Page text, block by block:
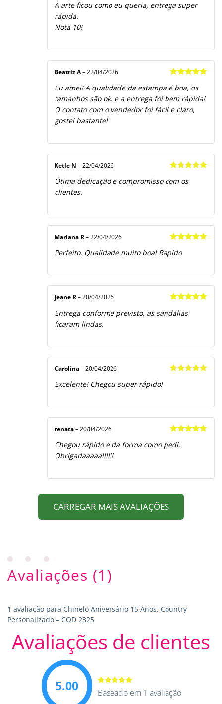
A arte ficou como eu queria, entrega super
rápida.
Nota 10!
de 5
Beatriz A– 22/04/2026
Eu amei! A qualidade da estampa é boa, os
tamanhos são ok, e a entrega foi bem rápida!
O contato com o vendedor foi fácil e claro,
gostei bastante!
de 5
Ketle N – 22/04/2026
Ótima dedicação e compromisso com os
clientes.
de 5
Mariana R – 22/04/2026
Perfeito. Qualidade muito boa! Rapido
de 5
Jeane R – 20/04/2026
Entrega conforme previsto, as sandálias
ficaram lindas.
Carolina – 20/04/2026
Excelente! Chegou super rápido!
de 5
renata – 20/04/2026
Chegou rápido e da forma como pedi.
Obrigadaaaaa!!!!!!
CARREGAR MAIS AVALIAÇÕES
Avaliações (1)
1 avaliação para Chinelo Aniversário 15 Anos, Country
Personalizado – COD 2325
Avaliações de clientes
5.00
Avaliação
5.00de 5
Baseado em 1 avaliação